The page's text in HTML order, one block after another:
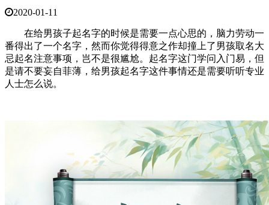
2020-01-11
在给男孩子起名字的时候是需要一点心思的，脑力劳动一
番得出了一个名字，然而你觉得得意之作却撞上了男孩取名大
忌起名注意事项，岂不是很尴尬。起名字这门学问入门易，但
是请不要妄自菲薄，给男孩起名字这件事情还是需要听听专业
人士怎么说。